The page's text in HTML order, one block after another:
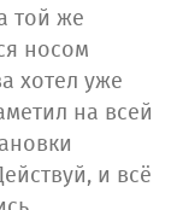
той же
носом
хотел уже
на всей
и всё